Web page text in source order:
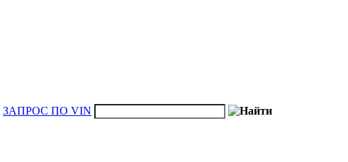
ЗАПРОС ПО VIN